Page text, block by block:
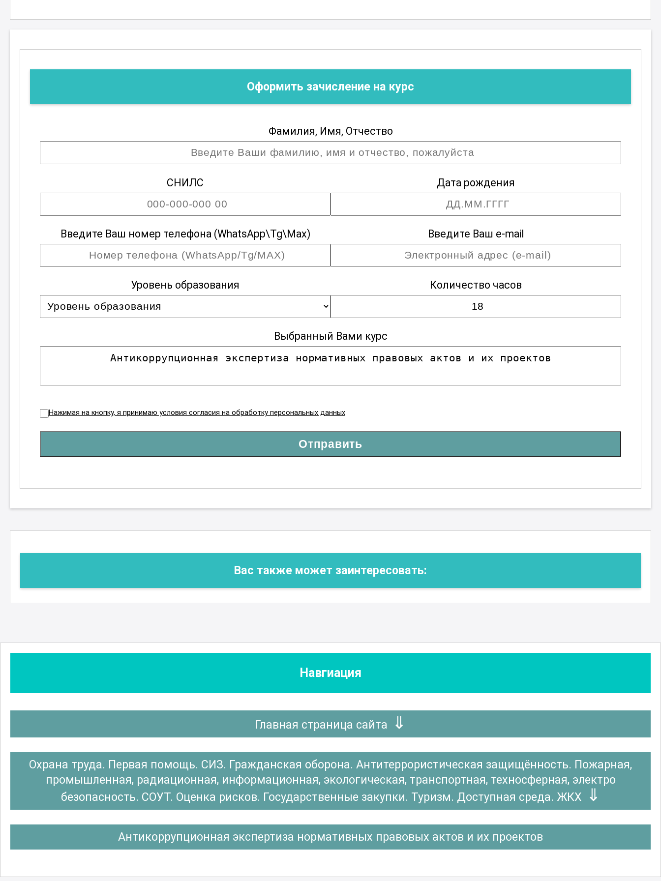
Оформить зачисление на курс
Фамилия, Имя, Отчество
СНИЛС Дата рождения
Введите Ваш номер телефона (WhatsApp\Tg\Max) Введите Ваш e-mail
Уровень образования Количество часов
Выбранный Вами курс
Нажимая на кнопку, я принимаю условия согласия на обработку персональных данных
Отправить
Вас также может заинтересовать:
Навгиация
Главная страница сайта
Охрана труда. Первая помощь. СИЗ. Гражданская оборона. Антитеррористическая защищённость. Пожарная,
промышленная, радиационная, информационная, экологическая, транспортная, техносферная, электро
безопасность. СОУТ. Оценка рисков. Государственные закупки. Туризм. Доступная среда. ЖКХ
Антикоррупционная экспертиза нормативных правовых актов и их проектов